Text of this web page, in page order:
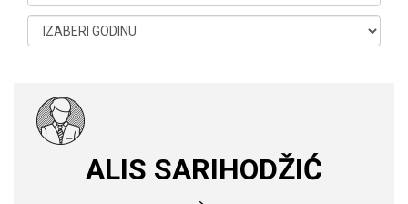
ALIS SARIHODŽIĆ